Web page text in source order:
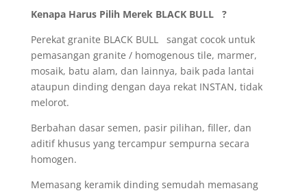
Kenapa Harus Pilih Merek BLACK BULL ?
Perekat granite BLACK BULL sangat cocok untuk
pemasangan granite / homogenous tile, marmer,
mosaik, batu alam, dan lainnya, baik pada lantai
ataupun dinding dengan daya rekat INSTAN, tidak
melorot.
Berbahan dasar semen, pasir pilihan, filler, dan
aditif khusus yang tercampur sempurna secara
homogen.
Memasang keramik dinding semudah memasang